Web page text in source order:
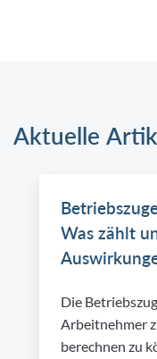
Aktuelle
Was zählt
Die
Arbeitnehmer
berechnen zu